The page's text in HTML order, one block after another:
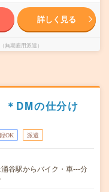
詳しく見る
無期雇用派遣）
＊DMの仕分け
OK 派遣
谷駅からバイク・車---分